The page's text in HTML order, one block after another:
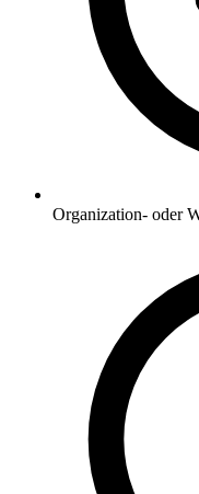
Organization- oder